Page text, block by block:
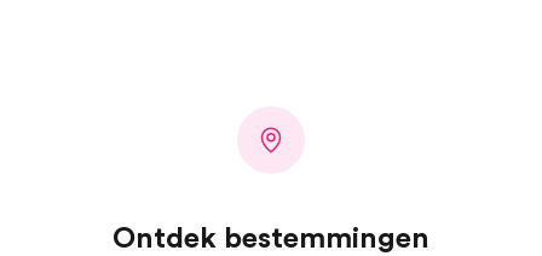
Ontdek bestemmingen